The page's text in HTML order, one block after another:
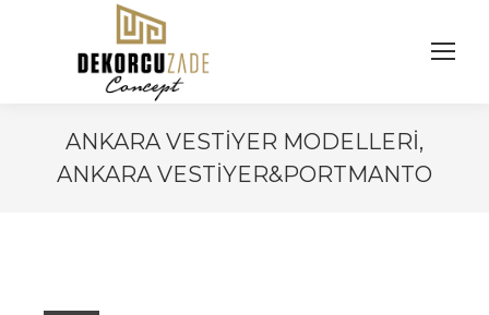
ANKARA VESTIYER MODELLERI,
ANKARA VESTIYER&PORTMANTO